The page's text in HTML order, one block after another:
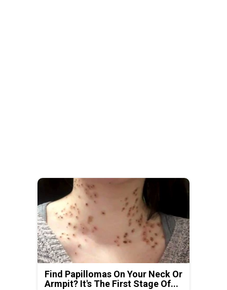
Find Papillomas On Your Neck Or
Armpit? It's The First Stage Of...